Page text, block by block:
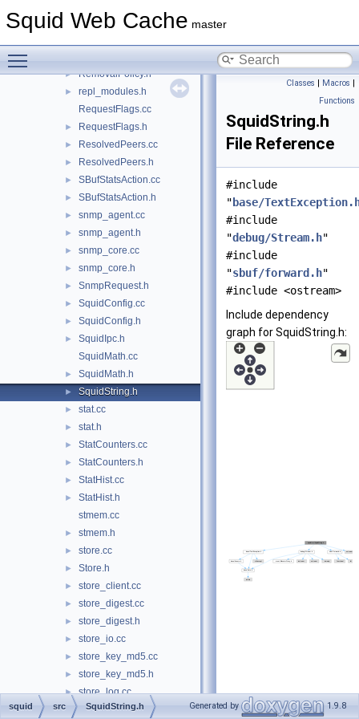
Squid Web Cache master
► refresh.h
► RemovalPolicy.h
►
repl_modules.h
RequestFlags.cc
► RequestFlags.h
► ResolvedPeers.cc
► ResolvedPeers.h
► SBufStatsAction.cc
► SBufStatsAction.h
► snmp_agent.cc
► snmp_agent.h
► snmp_core.cc
► snmp_core.h
► SnmpRequest.h
► SquidConfig.cc
► SquidConfig.h
►
SquidIpc.h
SquidMath.cc
► SquidMath.h
► SquidString.h
► stat.cc
► stat.h
► StatCounters.cc
► StatCounters.h
► StatHist.cc
►
StatHist.h
stmem.cc
► stmem.h
► store.cc
► Store.h
► store_client.cc
► store_digest.cc
► store_digest.h
► store_io.cc
► store_key_md5.cc
► store_key_md5.h
► store_log.cc
► store_log.h
Classes | Macros |
Functions
SquidString.h
File Reference
#include
" base/
#include
"debug/Stream.h"
#include
"sbuf/forward.h"
#include <ostream>
Include dependency
graph for SquidString.h:
squid src SquidString.h Generated by 1.9.8